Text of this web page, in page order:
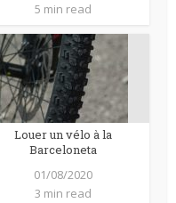
5 min read
Louer un vélo à la
Barceloneta
01/08/2020
3 min read